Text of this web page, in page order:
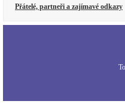
Přátelé, partneři a zajímavé odkazy